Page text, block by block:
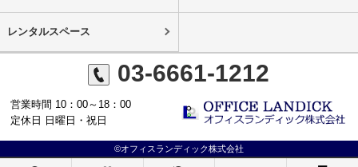
レンタルスペース
03-6661-1212
営業時間 10：00～18：00
定休日 日曜日・祝日
©オフィスランディック株式会社